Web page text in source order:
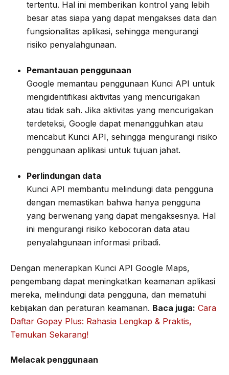
tertentu. Hal ini memberikan kontrol yang lebih
besar atas siapa yang dapat mengakses data dan
fungsionalitas aplikasi, sehingga mengurangi
risiko penyalahgunaan.
Pemantauan penggunaan
Google memantau penggunaan Kunci API untuk
mengidentifikasi aktivitas yang mencurigakan
atau tidak sah. Jika aktivitas yang mencurigakan
terdeteksi, Google dapat menangguhkan atau
mencabut Kunci API, sehingga mengurangi risiko
penggunaan aplikasi untuk tujuan jahat.
Perlindungan data
Kunci API membantu melindungi data pengguna
dengan memastikan bahwa hanya pengguna
yang berwenang yang dapat mengaksesnya. Hal
ini mengurangi risiko kebocoran data atau
penyalahgunaan informasi pribadi.
Dengan menerapkan Kunci API Google Maps,
pengembang dapat meningkatkan keamanan aplikasi
mereka, melindungi data pengguna, dan mematuhi
kebijakan dan peraturan keamanan. Baca juga: Cara
Daftar Gopay Plus: Rahasia Lengkap & Praktis,
Temukan Sekarang!
Melacak penggunaan